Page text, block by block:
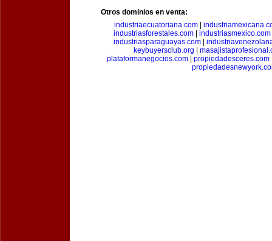
Otros dominios en venta:
industriaecuatoriana.com|
industriasforestales.com
industriasmexico.com
industriasparaguayas.com
keybuyersclub.org
plataformanegocios.com
propiedadesceres.com